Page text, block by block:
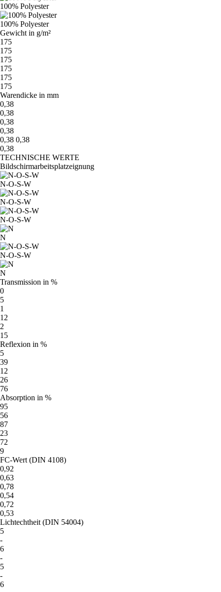
100% Polyester
100% Polyester
Gewicht in g/m²
175
175
175
175
175
175
Warendicke in mm
0,38
0,38
0,38
0,38
0,38 0,38
0,38
TECHNISCHE WERTE
Bildschirmarbeitsplatzeignung
N-O-S-W
N-O-S-W
N-O-S-W
N
N-O-S-W
N
Transmission in %
0
5
1
12
2
15
Reflexion in %
5
39
12
26
76
Absorption in %
95
56
87
23
72
9
FC-Wert (DIN 4108)
0,92
0,63
0,78
0,54
0,72
0,53
Lichtechtheit (DIN 54004)
5
-
6
-
5
-
6